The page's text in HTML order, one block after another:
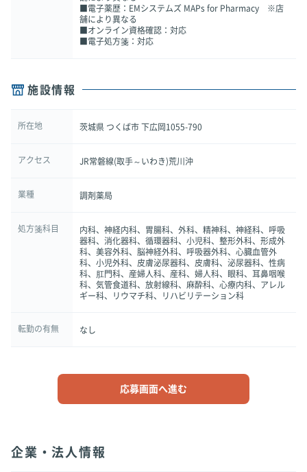
■電子薬歴：EMシステムズ MAPs for Pharmacy ※店
舗により異なる
■オンライン資格確認：対応
■電子処方箋：対応
施設情報
所在地 茨城県 つくば市 下広岡1055-790
アクセス JR常磐線(取手～いわき)荒川沖
業種 調剤薬局
処方箋科目
内科、神経内科、胃腸科、外科、精神科、神経科、呼吸
器科、消化器科、循環器科、小児科、整形外科、形成外
科、美容外科、脳神経外科、呼吸器外科、心臓血管外
科、小児外科、皮膚泌尿器科、皮膚科、泌尿器科、性病
科、肛門科、産婦人科、産科、婦人科、眼科、耳鼻咽喉
科、気管食道科、放射線科、麻酔科、心療内科、アレル
ギー科、リウマチ科、リハビリテーション科
転勤の有無 なし
応募画面へ進む
企業・法人情報